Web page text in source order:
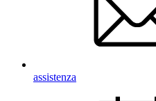
assistenza